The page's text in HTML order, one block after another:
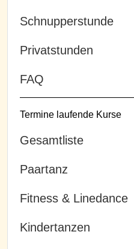
Schnupperstunde
Privatstunden
FAQ
Termine laufende Kurse
Gesamtliste
Paartanz
Fitness & Linedance
Kindertanzen